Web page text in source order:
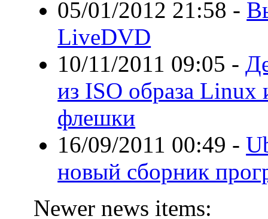
05/01/2012 21:58 -
LiveDVD
10/11/2011 09:05 -
из ISO образа Linux
флешки
16/09/2011 00:49 -
новый сборник
Newer news items: